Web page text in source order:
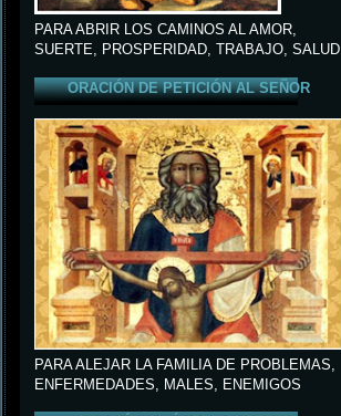
PARA ABRIR LOS CAMINOS AL AMOR,
SUERTE, PROSPERIDAD, TRABAJO, SALUD
ORACIÓN DE PETICIÓN AL SEÑOR
PARA ALEJAR LA FAMILIA DE PROBLEMAS,
ENFERMEDADES, MALES, ENEMIGOS